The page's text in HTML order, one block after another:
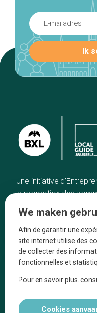
Une initiative
la promotion des
Home
De beste adressen
Blog
Winkelwijken
Tops 10
We maken
Afin de garantir une
site internet utilise des
de collecter des
fonctionnelles et
Pour en savoir plus,
Cookies